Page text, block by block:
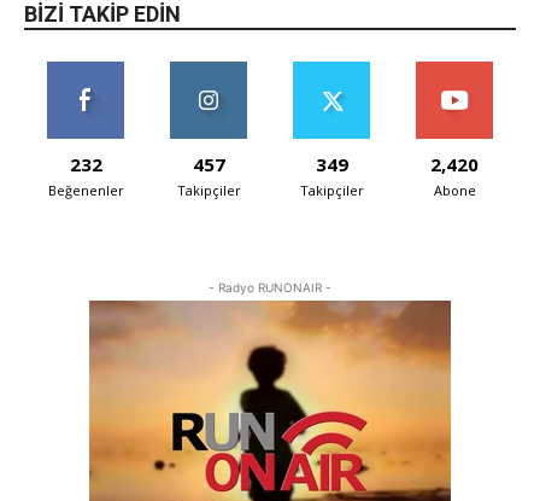
BIZI TAKIP EDIN
232
Beğenenler
457
Takipçiler
349
Takipçiler
2,420
Abone
- Radyo RUNONAIR -